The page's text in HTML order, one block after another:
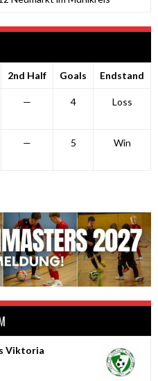
2nd Half Goals Endstand
— 4 Loss
— 5 Win
Viktoria